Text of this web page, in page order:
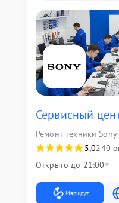
Сервисный
Ремонт техники Sony
5,0240
Открыто до 21:00
Маршрут